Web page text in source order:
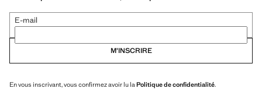
E-mail
M’INSCRIRE
En vous inscrivant, vous confirmez avoir lu la Politique de confidentialité.